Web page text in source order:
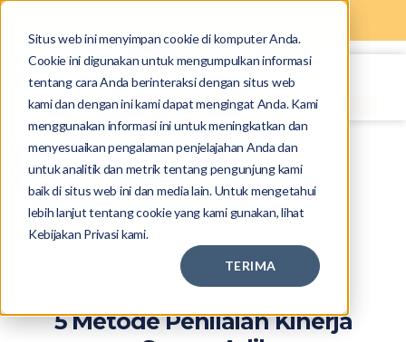
Situs web ini menyimpan cookie di komputer Anda.
Cookie ini digunakan untuk mengumpulkan informasi
tentang cara Anda berinteraksi dengan situs web
kami dan dengan ini kami dapat mengingat Anda. Kami
menggunakan informasi ini untuk meningkatkan dan
menyesuaikan pengalaman penjelajahan Anda dan
untuk analitik dan metrik tentang pengunjung kami
baik di situs web ini dan media lain. Untuk mengetahui
lebih lanjut tentang cookie yang kami gunakan, lihat
Kebijakan Privasi kami.
TERIMA
5 Metode Penilaian Kinerja